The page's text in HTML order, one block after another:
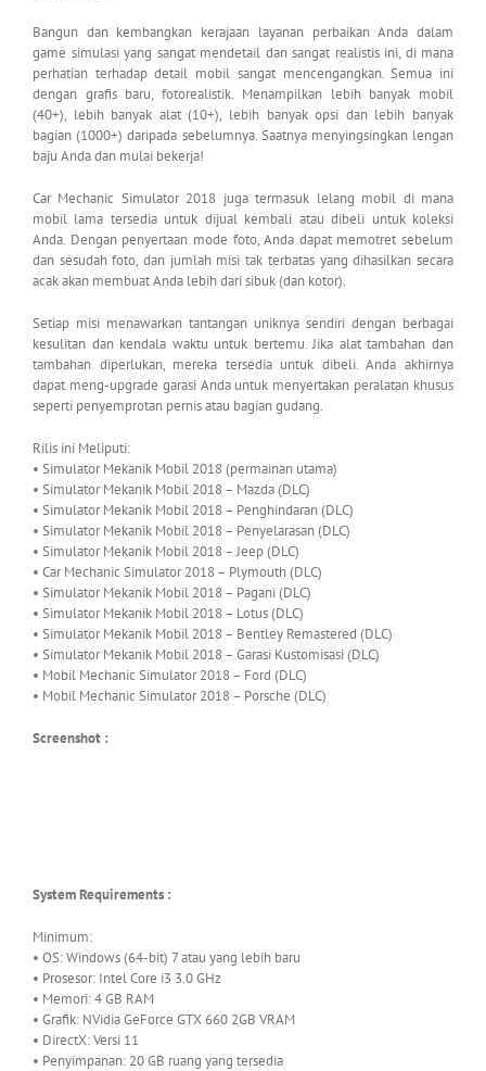
Bangun dan kembangkan kerajaan layanan perbaikan Anda dalam
game simulasi yang sangat mendetail dan sangat realistis ini, di mana
perhatian terhadap detail mobil sangat mencengangkan. Semua ini
dengan grafis baru, fotorealistik. Menampilkan lebih banyak mobil
(40+), lebih banyak alat (10+), lebih banyak opsi dan lebih banyak
bagian (1000+) daripada sebelumnya. Saatnya menyingsingkan lengan
baju Anda dan mulai bekerja!
Car Mechanic Simulator 2018 juga termasuk lelang mobil di mana
mobil lama tersedia untuk dijual kembali atau dibeli untuk koleksi
Anda. Dengan penyertaan mode foto, Anda dapat memotret sebelum
dan sesudah foto, dan jumlah misi tak terbatas yang dihasilkan secara
acak akan membuat Anda lebih dari sibuk (dan kotor).
Setiap misi menawarkan tantangan uniknya sendiri dengan berbagai
kesulitan dan kendala waktu untuk bertemu. Jika alat tambahan dan
tambahan diperlukan, mereka tersedia untuk dibeli. Anda akhirnya
dapat meng-upgrade garasi Anda untuk menyertakan peralatan khusus
seperti penyemprotan pernis atau bagian gudang.
Rilis ini Meliputi:
• Simulator Mekanik Mobil 2018 (permainan utama)
• Simulator Mekanik Mobil 2018 – Mazda (DLC)
• Simulator Mekanik Mobil 2018 – Penghindaran (DLC)
• Simulator Mekanik Mobil 2018 – Penyelarasan (DLC)
• Simulator Mekanik Mobil 2018 – Jeep (DLC)
• Car Mechanic Simulator 2018 – Plymouth (DLC)
• Simulator Mekanik Mobil 2018 – Pagani (DLC)
• Simulator Mekanik Mobil 2018 – Lotus (DLC)
• Simulator Mekanik Mobil 2018 – Bentley Remastered (DLC)
• Simulator Mekanik Mobil 2018 – Garasi Kustomisasi (DLC)
• Mobil Mechanic Simulator 2018 – Ford (DLC)
• Mobil Mechanic Simulator 2018 – Porsche (DLC)
Screenshot :
System Requirements :
Minimum:
• OS: Windows (64-bit) 7 atau yang lebih baru
• Prosesor: Intel Core i3 3.0 GHz
• Memori: 4 GB RAM
• Grafik: NVidia GeForce GTX 660 2GB VRAM
• DirectX: Versi 11
• Penyimpanan: 20 GB ruang yang tersedia